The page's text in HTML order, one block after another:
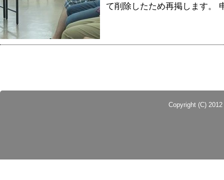
て削除したため再掲します。
Copyright (C)